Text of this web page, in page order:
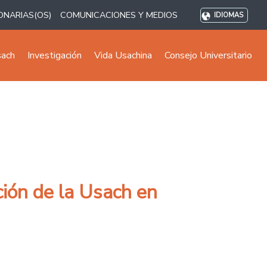
COMUNICACIONES Y MEDIOS IDIOMAS
Investigación Vida Usachina Consejo Universitario
de la Usach en